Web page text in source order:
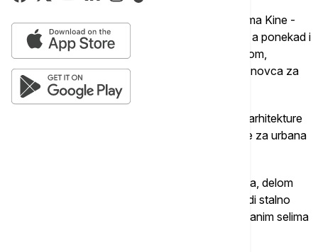
Na stotine miliona ljudi ovako živi u urbanim selima Kine -
naseljima koja su formirana oko velikih gradova, a ponekad i
u samom njihovom jezgru. Nastanjuju ih, uglavnom,
sezonski radnici ili studenti koji nemaju dovoljno novca za
stan u gradu.
Širan Geng je trenutno na doktorskim studijama arhitekture
na Viktorija univerzitetu u Melburnu, i stručnjak je za urbana
"Teško je proceniti koliko ljudi ukupno živi u njima, delom
zbog njihove veličine, a delom zbog toga što ljudi stalno
dolaze i odlaze. Pokretljivost stanovništva u urbanim selima